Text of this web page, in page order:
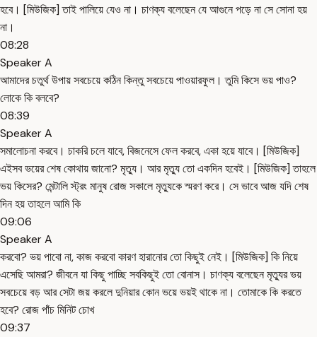
হবে। [মিউজিক] তাই পালিয়ে যেও না। চাণক্য বলেছেন যে আগুনে পড়ে না সে সোনা হয়
না।
08:28
Speaker A
আমাদের চতুর্থ উপায় সবচেয়ে কঠিন কিন্তু সবচেয়ে পাওয়ারফুল। তুমি কিসে ভয় পাও?
লোকে কি বলবে?
08:39
Speaker A
সমালোচনা করবে। চাকরি চলে যাবে, বিজনেসে ফেল করবে, একা হয়ে যাবে। [মিউজিক]
এইসব ভয়ের শেষ কোথায় জানো? মৃত্যু। আর মৃত্যু তো একদিন হবেই। [মিউজিক] তাহলে
ভয় কিসের? মেন্টালি স্ট্রং মানুষ রোজ সকালে মৃত্যুকে স্মরণ করে। সে ভাবে আজ যদি শেষ
দিন হয় তাহলে আমি কি
09:06
Speaker A
করবো? ভয় পাবো না, কাজ করবো কারণ হারানোর তো কিছুই নেই। [মিউজিক] কি নিয়ে
এসেছি আমরা? জীবনে যা কিছু পাচ্ছি সবকিছুই তো বোনাস। চাণক্য বলেছেন মৃত্যুর ভয়
সবচেয়ে বড় আর সেটা জয় করলে দুনিয়ার কোন ভয়ে ভয়ই থাকে না। তোমাকে কি করতে
হবে? রোজ পাঁচ মিনিট চোখ
09:37